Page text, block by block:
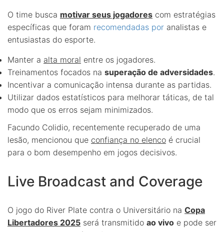
O time busca motivar seus jogadores com estratégias
específicas que foram recomendadas por analistas e
entusiastas do esporte.
Manter a alta moral entre os jogadores.
Treinamentos focados na superação de adversidades.
Incentivar a comunicação intensa durante as partidas.
Utilizar dados estatísticos para melhorar táticas, de tal
modo que os erros sejam minimizados.
Facundo Colidio, recentemente recuperado de uma
lesão, mencionou que confiança no elenco é crucial
para o bom desempenho em jogos decisivos.
Live Broadcast and Coverage
O jogo do River Plate contra o Universitário na Copa
Libertadores 2025 será transmitido ao vivo e pode ser